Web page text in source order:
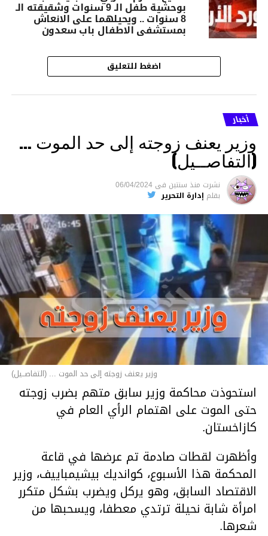
بوحشية طفل الـ 9 سنوات وشقيقته الـ
8 سنوات .. ويحيلهما على الانعاش
بمستشفى الاطفال باب سعدون
اضغط للتعليق
أخبار
وزير يعنف زوجته إلى حد الموت …
(التفاصــيل)
نشرت منذ سنتين فى 06/04/2024
بقلم إدارة التحرير
وزير يعنف زوجته إلى حد الموت ... (التفاصــيل)
استحوذت محاكمة وزير سابق متهم بضرب زوجته
حتى الموت على اهتمام الرأي العام في
كازاخستان.
وأظهرت لقطات صادمة تم عرضها في قاعة
المحكمة هذا الأسبوع، كوانديك بيشيمباييف، وزير
الاقتصاد السابق، وهو يركل ويضرب بشكل متكرر
امرأة شابة نحيلة ترتدي معطفا، ويسحبها من
شعرها.